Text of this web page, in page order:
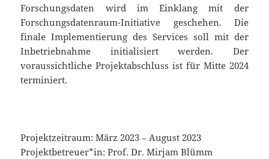
Forschungsdaten wird im Einklang mit der
Forschungsdatenraum-Initiative geschehen. Die
finale Implementierung des Services soll mit der
Inbetriebnahme initialisiert werden. Der
voraussichtliche Projektabschluss ist für Mitte 2024
terminiert.
Projektzeitraum: März 2023 – August 2023
Projektbetreuer*in: Prof. Dr. Mirjam Blümm